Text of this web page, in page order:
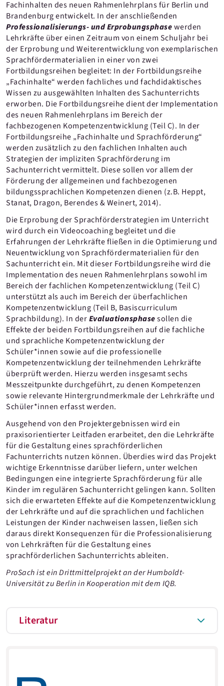
Fachinhalten des neuen Rahmenlehrplans für Berlin und
Brandenburg entwickelt. In der anschließenden
Professionalisierungs- und Erprobungsphasewerden
Lehrkräfte über einen Zeitraum von einem Schuljahr bei
der Erprobung und Weiterentwicklung von exemplarischen
Sprachfördermaterialien in einer von zwei
Fortbildungsreihen begleitet: In der Fortbildungsreihe
„Fachinhalte“ werden fachliches und fachdidaktisches
Wissen zu ausgewählten Inhalten des Sachunterrichts
erworben. Die Fortbildungsreihe dient der Implementation
des neuen Rahmenlehrplans im Bereich der
fachbezogenen Kompetenzentwicklung (Teil C). In der
Fortbildungsreihe „Fachinhalte und Sprachförderung“
werden zusätzlich zu den fachlichen Inhalten auch
Strategien der impliziten Sprachförderung im
Sachunterricht vermittelt. Diese sollen vor allem der
Förderung der allgemeinen und fachbezogenen
bildungssprachlichen Kompetenzen dienen (z.B. Heppt,
Stanat, Dragon, Berendes & Weinert, 2014).
Die Erprobung der Sprachförderstrategien im Unterricht
wird durch ein Videocoaching begleitet und die
Erfahrungen der Lehrkräfte fließen in die Optimierung und
Neuentwicklung von Sprachfördermaterialien für den
Sachunterricht ein. Mit dieser Fortbildungsreihe wird die
Implementation des neuen Rahmenlehrplans sowohl im
Bereich der fachlichen Kompetenzentwicklung (Teil C)
unterstützt als auch im Bereich der überfachlichen
Kompetenzentwicklung (Teil B, Basiscurriculum
Sprachbildung). In derEvaluationsphasesollen die
Effekte der beiden Fortbildungsreihen auf die fachliche
und sprachliche Kompetenzentwicklung der
Schüler*innen sowie auf die professionelle
Kompetenzentwicklung der teilnehmenden Lehrkräfte
überprüft werden. Hierzu werden insgesamt sechs
Messzeitpunkte durchgeführt, zu denen Kompetenzen
sowie relevante Hintergrundmerkmale der Lehrkräfte und
Schüler*innen erfasst werden.
Ausgehend von den Projektergebnissen wird ein
praxisorientierter Leitfaden erarbeitet, den die Lehrkräfte
für die Gestaltung eines sprachförderlichen
Fachunterrichts nutzen können. Überdies wird das Projekt
wichtige Erkenntnisse darüber liefern, unter welchen
Bedingungen eine integrierte Sprachförderung für alle
Kinder im regulären Sachunterricht gelingen kann. Sollten
sich die erwarteten Effekte auf die Kompetenzentwicklung
der Lehrkräfte und auf die sprachlichen und fachlichen
Leistungen der Kinder nachweisen lassen, ließen sich
daraus direkt Konsequenzen für die Professionalisierung
von Lehrkräften für die Gestaltung eines
sprachförderlichen Sachunterrichts ableiten.
ProSach ist ein Drittmittelprojekt an der Humboldt-
Universität zu Berlin in Kooperation mit dem IQB.
Literatur